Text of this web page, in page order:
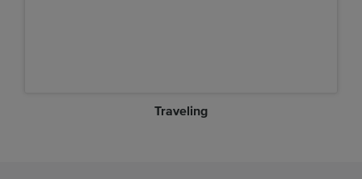
Traveling